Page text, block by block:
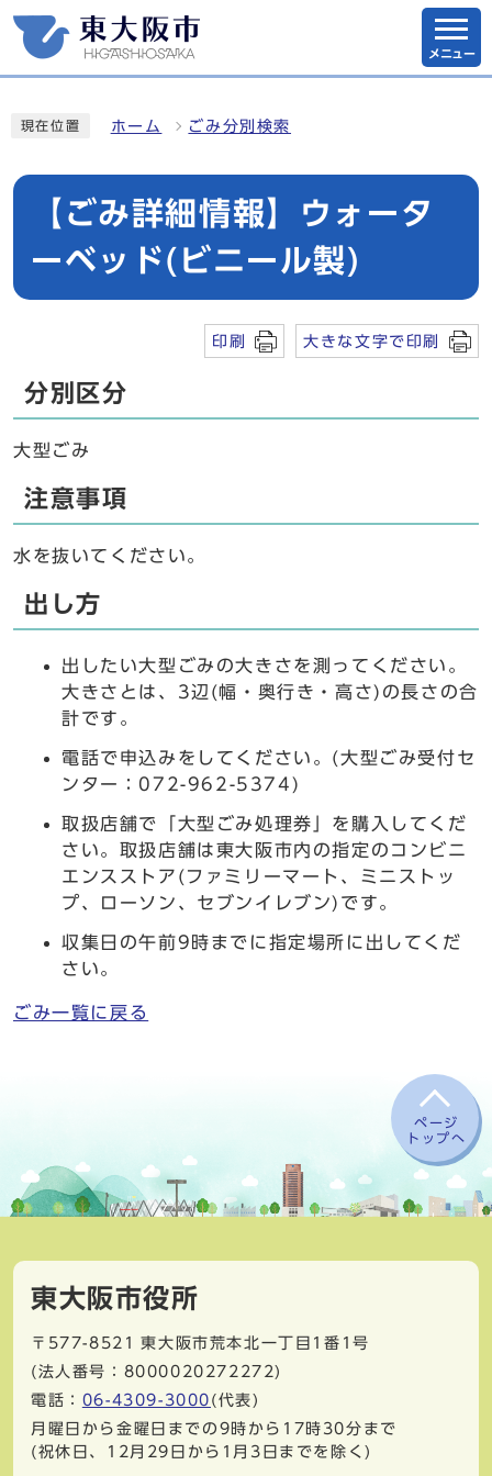
メニュー
現在位置 ホーム ごみ分別検索
【ごみ詳細情報】ウォータ
ーベッド(ビニール製)
印刷 大きな文字で印刷
分別区分
大型ごみ
注意事項
水を抜いてください。
出し方
出したい大型ごみの大きさを測ってください。
大きさとは、3辺(幅・奥行き・高さ)の長さの合
計です。
電話で申込みをしてください。(大型ごみ受付セ
ンター：072-962-5374)
取扱店舗で「大型ごみ処理券」を購入してくだ
さい。取扱店舗は東大阪市内の指定のコンビニ
エンスストア(ファミリーマート、ミニストッ
プ、ローソン、セブンイレブン)です。
収集日の午前9時までに指定場所に出してくだ
さい。
ごみ一覧に戻る
ページ
トップへ
東大阪市役所
〒577-8521
東大阪市荒本北一丁目1番1号
(法人番号：8000020272272)
電話： 06-4309-3000 (代表)
月曜日から金曜日までの9時から17時30分まで
(祝休日、12月29日から1月3日までを除く)